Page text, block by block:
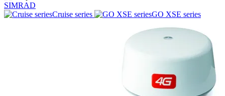
SIMRAD
Cruise series
GO XSE series